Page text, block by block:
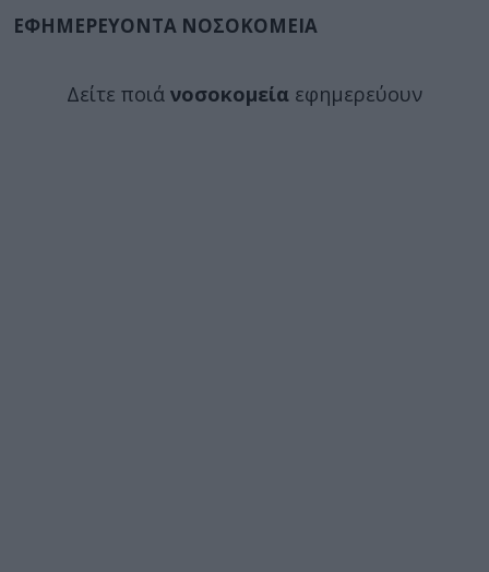
ΕΦΗΜΕΡΕΥΟΝΤΑ ΝΟΣΟΚΟΜΕΙΑ
Δείτε ποιά νοσοκομεία εφημερεύουν